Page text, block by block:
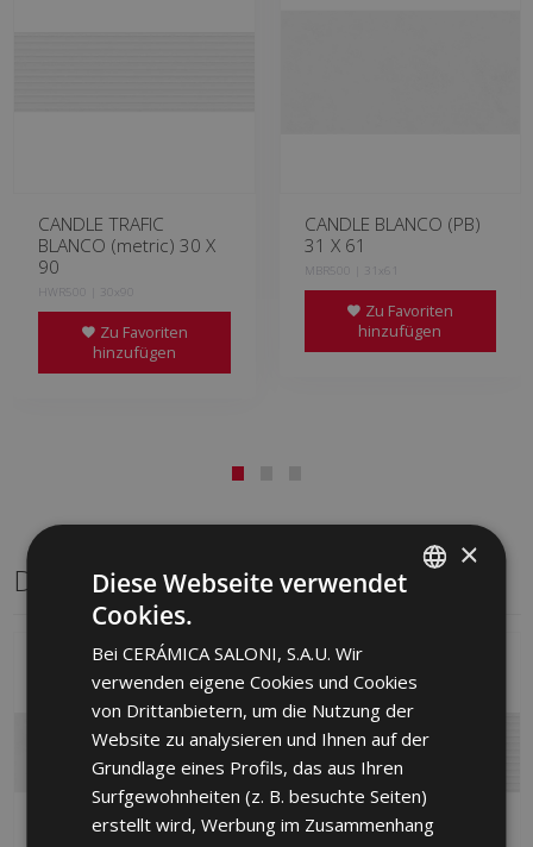
CANDLE TRAFIC
BLANCO (metric) 30 X
90
HWR500 | 30x90
Zu Favoriten
hinzufügen
CANDLE BLANCO (PB)
31 X 61
MBR500 | 31x61
Zu Favoriten
hinzufügen
Dasselbe Format
GERMAN
PORTUGUESE
×
Diese Webseite verwendet
Cookies.
Bei CERÁMICA SALONI, S.A.U. Wir
verwenden eigene Cookies und Cookies
von Drittanbietern, um die Nutzung der
Website zu analysieren und Ihnen auf der
Grundlage eines Profils, das aus Ihren
Surfgewohnheiten (z. B. besuchte Seiten)
erstellt wird, Werbung im Zusammenhang